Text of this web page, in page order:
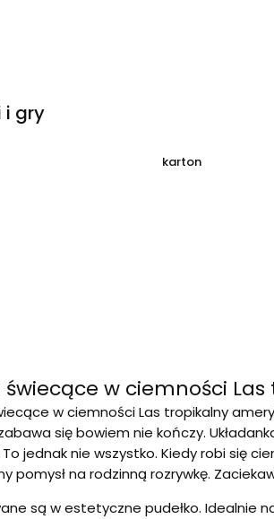
i gry
karton
świecące w ciemności
w ciemności Las tropikalny
się bowiem nie kończy.
jednak nie wszystko. Kiedy robi się
pomysł na rodzinną rozrywkę.
są w estetyczne pudełko. Idealnie